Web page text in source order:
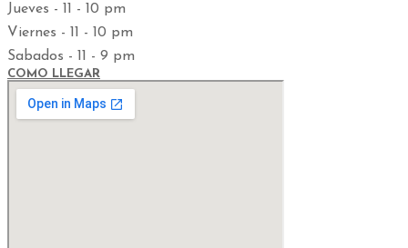
Jueves - 11 - 10 pm
Viernes - 11 - 10 pm
Sabados - 11 - 9 pm
COMO LLEGAR